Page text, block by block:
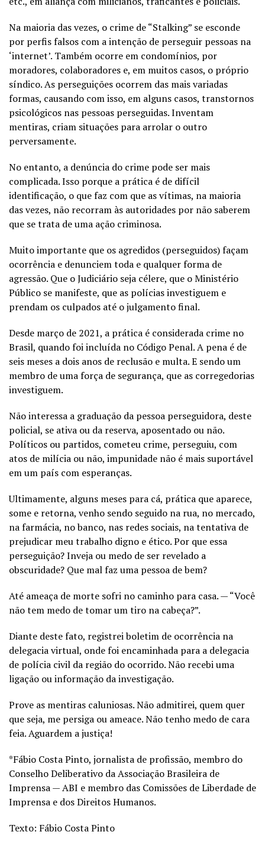
Na maioria das vezes, o crime de “Stalking” se esconde
por perfis falsos com a intenção de perseguir pessoas na
‘internet’. Também ocorre em condomínios, por
moradores, colaboradores e, em muitos casos, o próprio
síndico. As perseguições ocorrem das mais variadas
formas, causando com isso, em alguns casos, transtornos
psicológicos nas pessoas perseguidas. Inventam
mentiras, criam situações para arrolar o outro
perversamente.
No entanto, a denúncia do crime pode ser mais
complicada. Isso porque a prática é de difícil
identificação, o que faz com que as vítimas, na maioria
das vezes, não recorram às autoridades por não saberem
que se trata de uma ação criminosa.
Muito importante que os agredidos (perseguidos) façam
ocorrência e denunciem toda e qualquer forma de
agressão. Que o Judiciário seja célere, que o Ministério
Público se manifeste, que as polícias investiguem e
prendam os culpados até o julgamento final.
Desde março de 2021, a prática é considerada crime no
Brasil, quando foi incluída no Código Penal. A pena é de
seis meses a dois anos de reclusão e multa. E sendo um
membro de uma força de segurança, que as corregedorias
investiguem.
Não interessa a graduação da pessoa perseguidora, deste
policial, se ativa ou da reserva, aposentado ou não.
Políticos ou partidos, cometeu crime, perseguiu, com
atos de milícia ou não, impunidade não é mais suportável
em um país com esperanças.
Ultimamente, alguns meses para cá, prática que aparece,
some e retorna, venho sendo seguido na rua, no mercado,
na farmácia, no banco, nas redes sociais, na tentativa de
prejudicar meu trabalho digno e ético. Por que essa
perseguição? Inveja ou medo de ser revelado a
obscuridade? Que mal faz uma pessoa de bem?
Até ameaça de morte sofri no caminho para casa. — “Você
não tem medo de tomar um tiro na cabeça?”.
Diante deste fato, registrei boletim de ocorrência na
delegacia virtual, onde foi encaminhada para a delegacia
de polícia civil da região do ocorrido. Não recebi uma
ligação ou informação da investigação.
Prove as mentiras caluniosas. Não admitirei, quem quer
que seja, me persiga ou ameace. Não tenho medo de cara
feia. Aguardem a justiça!
*Fábio Costa Pinto, jornalista de profissão, membro do
Conselho Deliberativo da Associação Brasileira de
Imprensa — ABI e membro das Comissões de Liberdade de
Imprensa e dos Direitos Humanos.
Texto: Fábio Costa Pinto